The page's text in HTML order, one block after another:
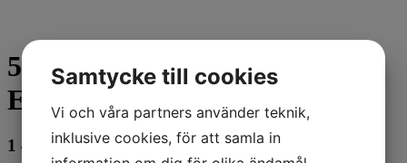
5524 MIDJEBYXA
EXTREME,Svart,C148
1 499 kr
Samtycke till cookies
Vi och våra partners använder teknik,
inklusive cookies, för att samla in